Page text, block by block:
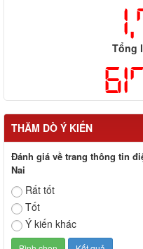
Tổng
THĂM DÒ Ý KIẾN
Đánh giá về trang thông tin
Nai
Rất tốt
Tốt
Ý kiến khác